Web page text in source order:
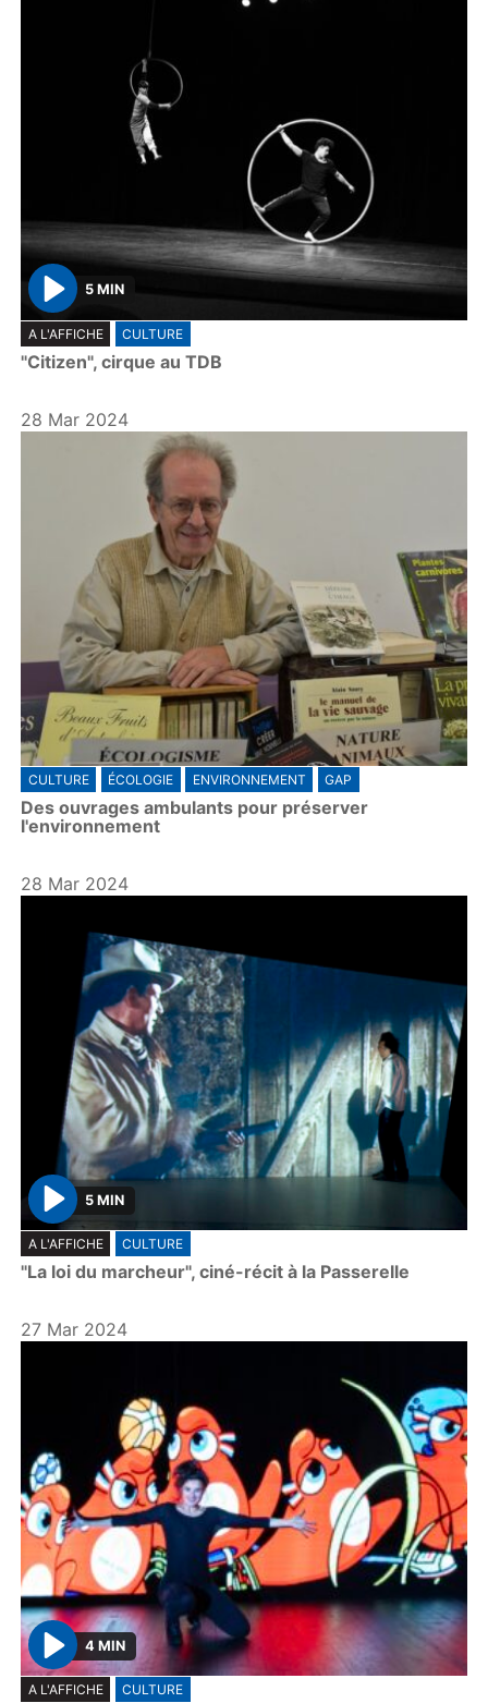
P
l
a
5 MIN
A L'AFFICHE CULTURE
"Citizen", cirque au TDB
28 Mar 2024
CULTURE ÉCOLOGIE ENVIRONNEMENT GAP
Des ouvrages ambulants pour préserver
l'environnement
28 Mar 2024
P
l
a
5 MIN
A L'AFFICHE CULTURE
"La loi du marcheur", ciné-récit à la Passerelle
27 Mar 2024
P
l
4 MIN
A L'AFFICHE CULTURE